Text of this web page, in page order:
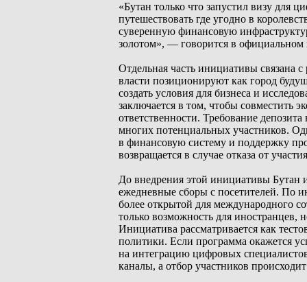
«Бутан только что запустил визу для
путешествовать где угодно в
суверенную финансовую
золотом», — говорится в
Отдельная часть инициативы связана
власти позиционируют как город
создать условия для бизнеса и
заключается в том, чтобы совместить
ответственности. Требование
многих потенциальных участников.
в финансовую систему и поддержку
возвращается в случае отказа от
До внедрения этой инициативы Бутан
ежедневные сборы с посетителей. По
более открытой для международного
только возможность для иностранцев,
Инициатива рассматривается как
политики. Если программа окажется
на интеграцию цифровых
каналы, а отбор участников